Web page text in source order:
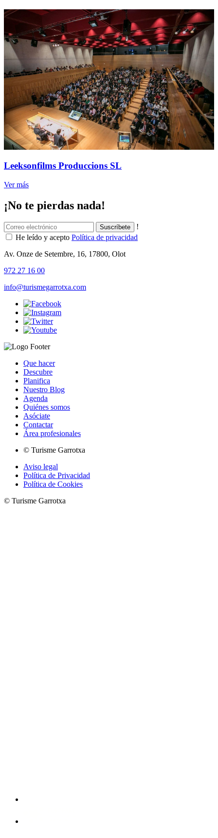
Leeksonfilms Produccions SL
Ver más
¡No te pierdas nada!
!
He leído y acepto Política de privacidad
Av. Onze de Setembre, 16, 17800, Olot
972 27 16 00
info@turismegarrotxa.com
Que hacer
Descubre
Planifica
Nuestro Blog
Agenda
Quiénes somos
Asóciate
Contactar
Área profesionales
© Turisme Garrotxa
Aviso legal
Política de Privacidad
Política de Cookies
© Turisme Garrotxa